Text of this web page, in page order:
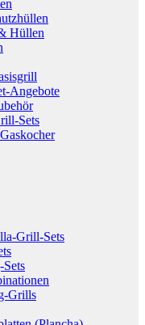
Hüllen
Angebote
Sets
Grill-Sets
Grills